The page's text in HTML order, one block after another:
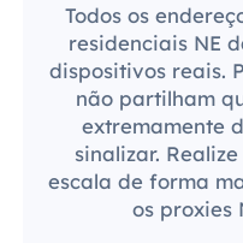
Todos os
residenciais NE
dispositivos reais.
não partilham
extremamente
sinalizar.
escala de forma
os proxies